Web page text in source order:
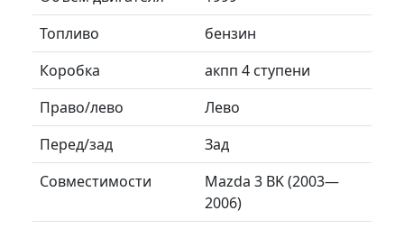
Топливо
бензин
Коробка
акпп 4 ступени
Право/лево
Лево
Перед/зад
Зад
Совместимости
Mazda 3 BK (2003—
2006)